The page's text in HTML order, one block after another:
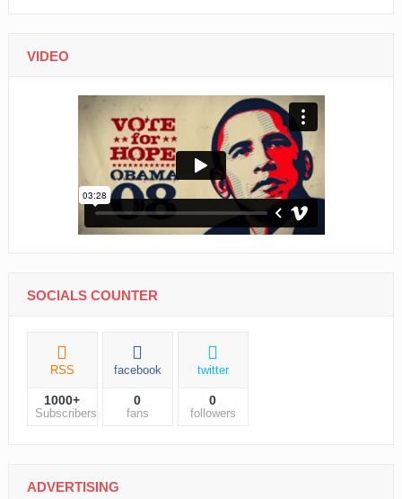
VIDEO
SOCIALS COUNTER
RSS
1000+
Subscribers
facebook
0
fans
twitter
0
followers
ADVERTISING